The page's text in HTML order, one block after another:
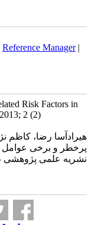
|Reference Manager
Risk Factors in
2 (2)
هیرادآسا رضا، کاظم
پرخطر و برخی عوامل
نشریه علمی پژوهشی طب